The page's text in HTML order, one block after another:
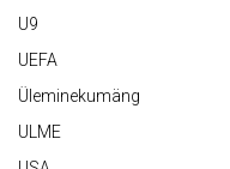
U9
UEFA
Üleminekumäng
ULME